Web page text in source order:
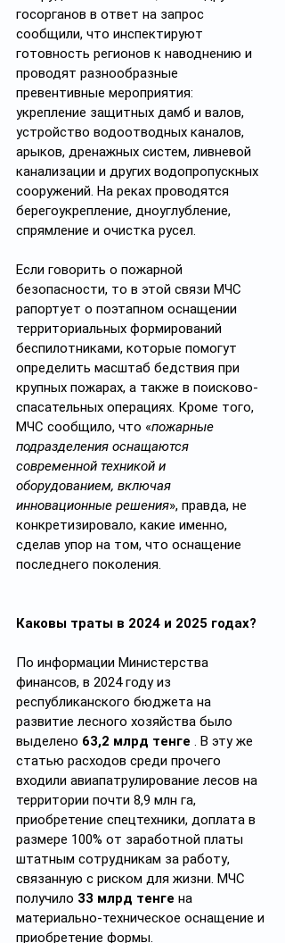
госорганов в ответ на запрос
сообщили, что инспектируют
готовность регионов к наводнению и
проводят разнообразные
превентивные мероприятия:
укрепление защитных дамб и валов,
устройство водоотводных каналов,
арыков, дренажных систем, ливневой
канализации и других водопропускных
сооружений. На реках проводятся
берегоукрепление, дноуглубление,
спрямление и очистка русел.
Если говорить о пожарной
безопасности, то в этой связи МЧС
рапортует о поэтапном оснащении
территориальных формирований
беспилотниками, которые помогут
определить масштаб бедствия при
крупных пожарах, а также в поисково-
спасательных операциях. Кроме того,
МЧС сообщило, что «пожарные
подразделения оснащаются
современной техникой и
оборудованием, включая
инновационные решения», правда, не
конкретизировало, какие именно,
сделав упор на том, что оснащение
последнего поколения.
Каковы траты в 2024 и 2025 годах?
По информации Министерства
финансов, в 2024 году из
республиканского бюджета на
развитие лесного хозяйства было
выделено 63,2 млрд тенге . В эту же
статью расходов среди прочего
входили авиапатрулирование лесов на
территории почти 8,9 млн га,
приобретение спецтехники, доплата в
размере 100% от заработной платы
штатным сотрудникам за работу,
связанную с риском для жизни. МЧС
получило 33 млрд тенге на
материально-техническое оснащение и
приобретение формы.